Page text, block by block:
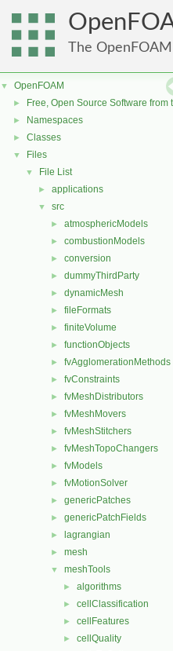
The
▼ OpenFOAM
► Free, Open Source Software from
► Namespaces
► Classes
▼ Files
▼ File List
► applications
▼ src
► atmosphericModels
► combustionModels
► conversion
► dummyThirdParty
► dynamicMesh
► fileFormats
► finiteVolume
► functionObjects
► fvAgglomerationMethods
► fvConstraints
► fvMeshDistributors
► fvMeshMovers
► fvMeshStitchers
► fvMeshTopoChangers
► fvModels
► fvMotionSolver
► genericPatches
► genericPatchFields
► lagrangian
► mesh
▼ meshTools
► algorithms
► cellClassification
► cellFeatures
► cellQuality